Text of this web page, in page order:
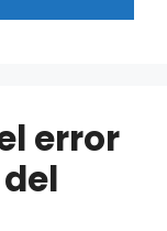
error